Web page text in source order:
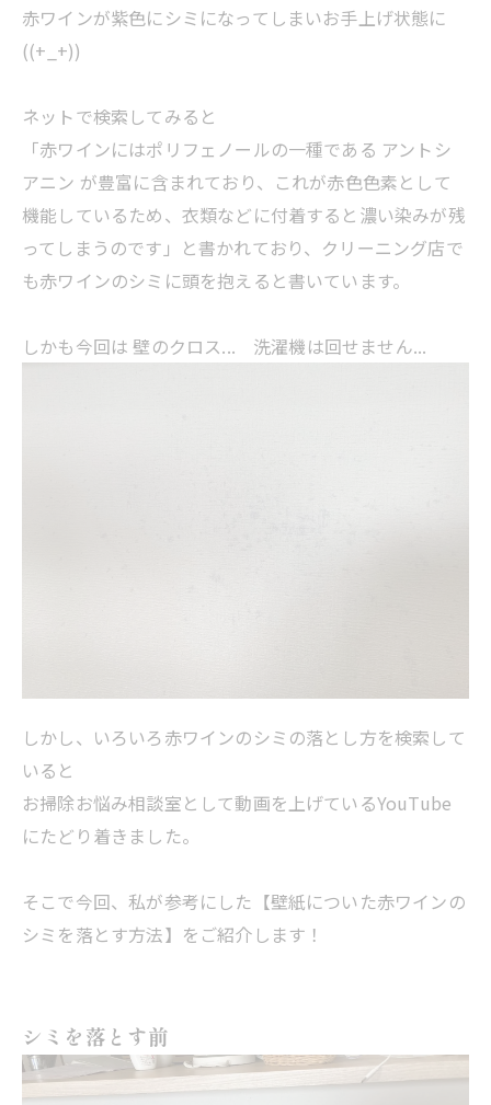
赤ワインが紫色にシミになってしまいお手上げ状態に
((+_+))
ネットで検索してみると
「赤ワインにはポリフェノールの一種である アントシ
アニン が豊富に含まれており、これが赤色色素として
機能しているため、衣類などに付着すると濃い染みが残
ってしまうのです」と書かれており、クリーニング店で
も赤ワインのシミに頭を抱えると書いています。
しかも今回は 壁のクロス... 洗濯機は回せません...
しかし、いろいろ赤ワインのシミの落とし方を検索して
いると
お掃除お悩み相談室として動画を上げているYouTube
にたどり着きました。
そこで今回、私が参考にした【壁紙についた赤ワインの
シミを落とす方法】をご紹介します！
シミを落とす前